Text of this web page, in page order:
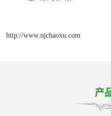
http://www.njchaoxu.com
产